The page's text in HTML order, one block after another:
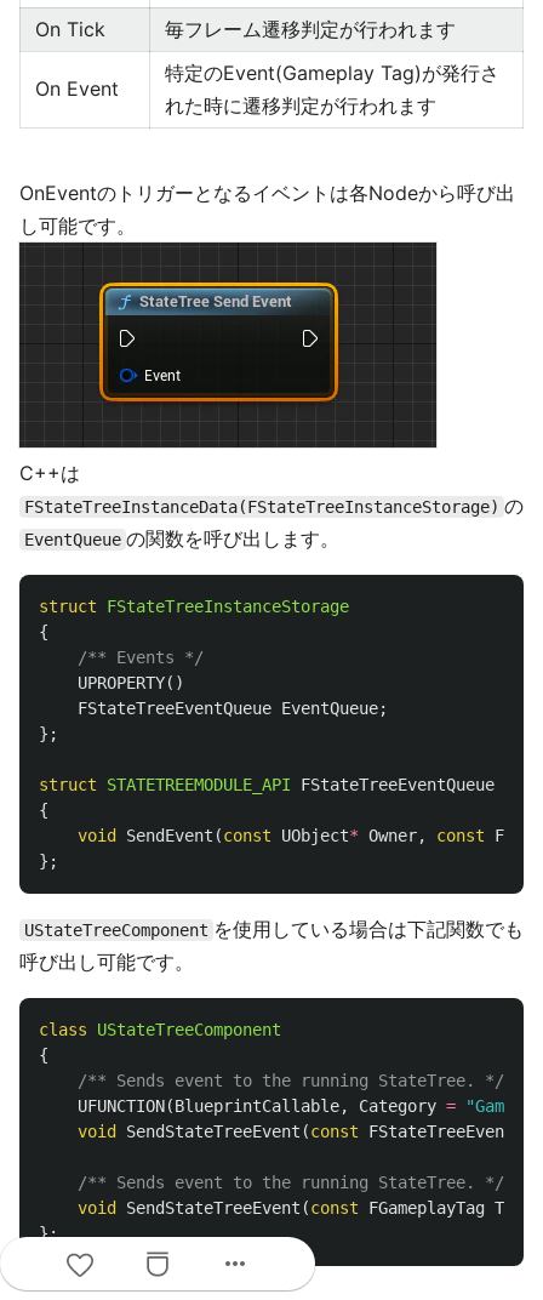
On Tick
毎フレーム遷移判定が行われます
On Event
特定のEvent(Gameplay Tag)が発行さ
れた時に遷移判定が行われます
OnEventのトリガーとなるイベントは各Nodeから呼び出
し可能です。
C++は
FStateTreeInstanceData(FStateTreeInstanceStorage) の
EventQueue の関数を呼び出します。
struct
FStateTreeInstanceStorage
{
/** Events */
UPROPERTY()
FStateTreeEventQueue EventQueue;
};
struct STATETREEMODULE_API
FStateTreeEventQueue
{
void
SendEvent (const UObject* Owner, const
};
UStateTreeComponent を使用している場合は下記関数でも
呼び出し可能です。
class
UStateTreeComponent
{
/** Sends event to the running StateTree. */
UFUNCTION(BlueprintCallable, Category =
void
SendStateTreeEvent (const FStateTreeEvent
/** Sends event to the running StateTree. */
void
SendStateTreeEvent (const FGameplayTag Tag
};
more_horiz